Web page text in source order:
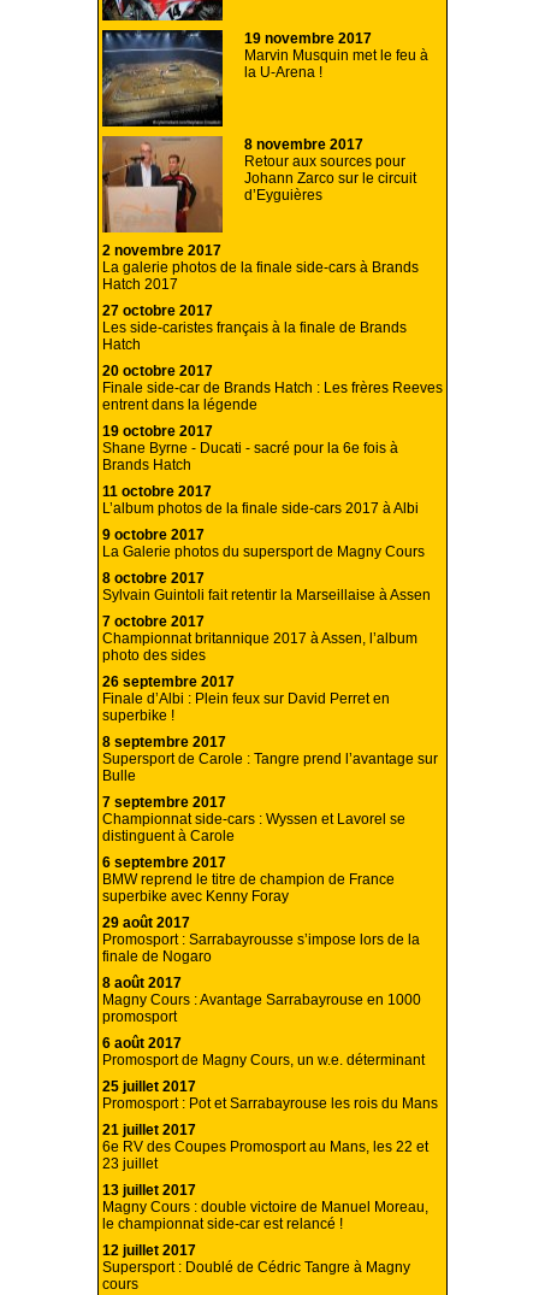
19 novembre 2017
Marvin Musquin met le feu à
la U-Arena !
8 novembre 2017
Retour aux sources pour
Johann Zarco sur le circuit
d’Eyguières
2 novembre 2017
La galerie photos de la finale side-cars à Brands
Hatch 2017
27 octobre 2017
Les side-caristes français à la finale de Brands
Hatch
20 octobre 2017
Finale side-car de Brands Hatch : Les frères Reeves
entrent dans la légende
19 octobre 2017
Shane Byrne - Ducati - sacré pour la 6e fois à
Brands Hatch
11 octobre 2017
L’album photos de la finale side-cars 2017 à Albi
9 octobre 2017
La Galerie photos du supersport de Magny Cours
8 octobre 2017
Sylvain Guintoli fait retentir la Marseillaise à Assen
7 octobre 2017
Championnat britannique 2017 à Assen, l’album
photo des sides
26 septembre 2017
Finale d’Albi : Plein feux sur David Perret en
superbike !
8 septembre 2017
Supersport de Carole : Tangre prend l’avantage sur
Bulle
7 septembre 2017
Championnat side-cars : Wyssen et Lavorel se
distinguent à Carole
6 septembre 2017
BMW reprend le titre de champion de France
superbike avec Kenny Foray
29 août 2017
Promosport : Sarrabayrousse s’impose lors de la
finale de Nogaro
8 août 2017
Magny Cours : Avantage Sarrabayrouse en 1000
promosport
6 août 2017
Promosport de Magny Cours, un w.e. déterminant
25 juillet 2017
Promosport : Pot et Sarrabayrouse les rois du Mans
21 juillet 2017
6e RV des Coupes Promosport au Mans, les 22 et
23 juillet
13 juillet 2017
Magny Cours : double victoire de Manuel Moreau,
le championnat side-car est relancé !
12 juillet 2017
Supersport : Doublé de Cédric Tangre à Magny
cours